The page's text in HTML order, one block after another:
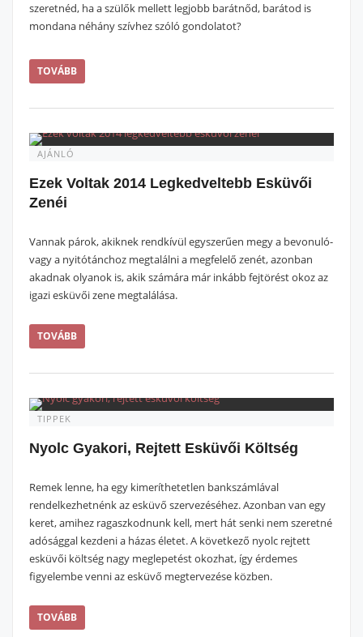
szeretnéd, ha a szülők mellett legjobb barátnőd, barátod is
mondana néhány szívhez szóló gondolatot?
TOVÁBB
AJÁNLÓ
Ezek Voltak 2014 Legkedveltebb Esküvői
Zenéi
Vannak párok, akiknek rendkívül egyszerűen megy a bevonuló-
vagy a nyitótánchoz megtalálni a megfelelő zenét, azonban
akadnak olyanok is, akik számára már inkább fejtörést okoz az
igazi esküvői zene megtalálása.
TOVÁBB
TIPPEK
Nyolc Gyakori, Rejtett Esküvői Költség
Remek lenne, ha egy kimeríthetetlen bankszámlával
rendelkezhetnénk az esküvő szervezéséhez. Azonban van egy
keret, amihez ragaszkodnunk kell, mert hát senki nem szeretné
adósággal kezdeni a házas életet. A következő nyolc rejtett
esküvői költség nagy meglepetést okozhat, így érdemes
figyelembe venni az esküvő megtervezése közben.
TOVÁBB